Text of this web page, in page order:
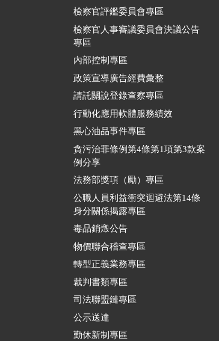
檢察官評鑑委員會專區
檢察官人事審議委員會決議公告
專區
內部控制專區
政策宣導廣告經費彙整
請託關說登錄查察專區
行動化應用軟體服務績效
黑心油品事件專區
貪污治罪條例第4條第1項第3款案
例分享
法務部獎項（勵）專區
公職人員利益衝突迴避法第14條
身分關係揭露專區
毒品銷燬公告
物價聯合稽查專區
轉型正義業務專區
裁判書類專區
司法聯盟鏈專區
公示送達
勤休新制專區